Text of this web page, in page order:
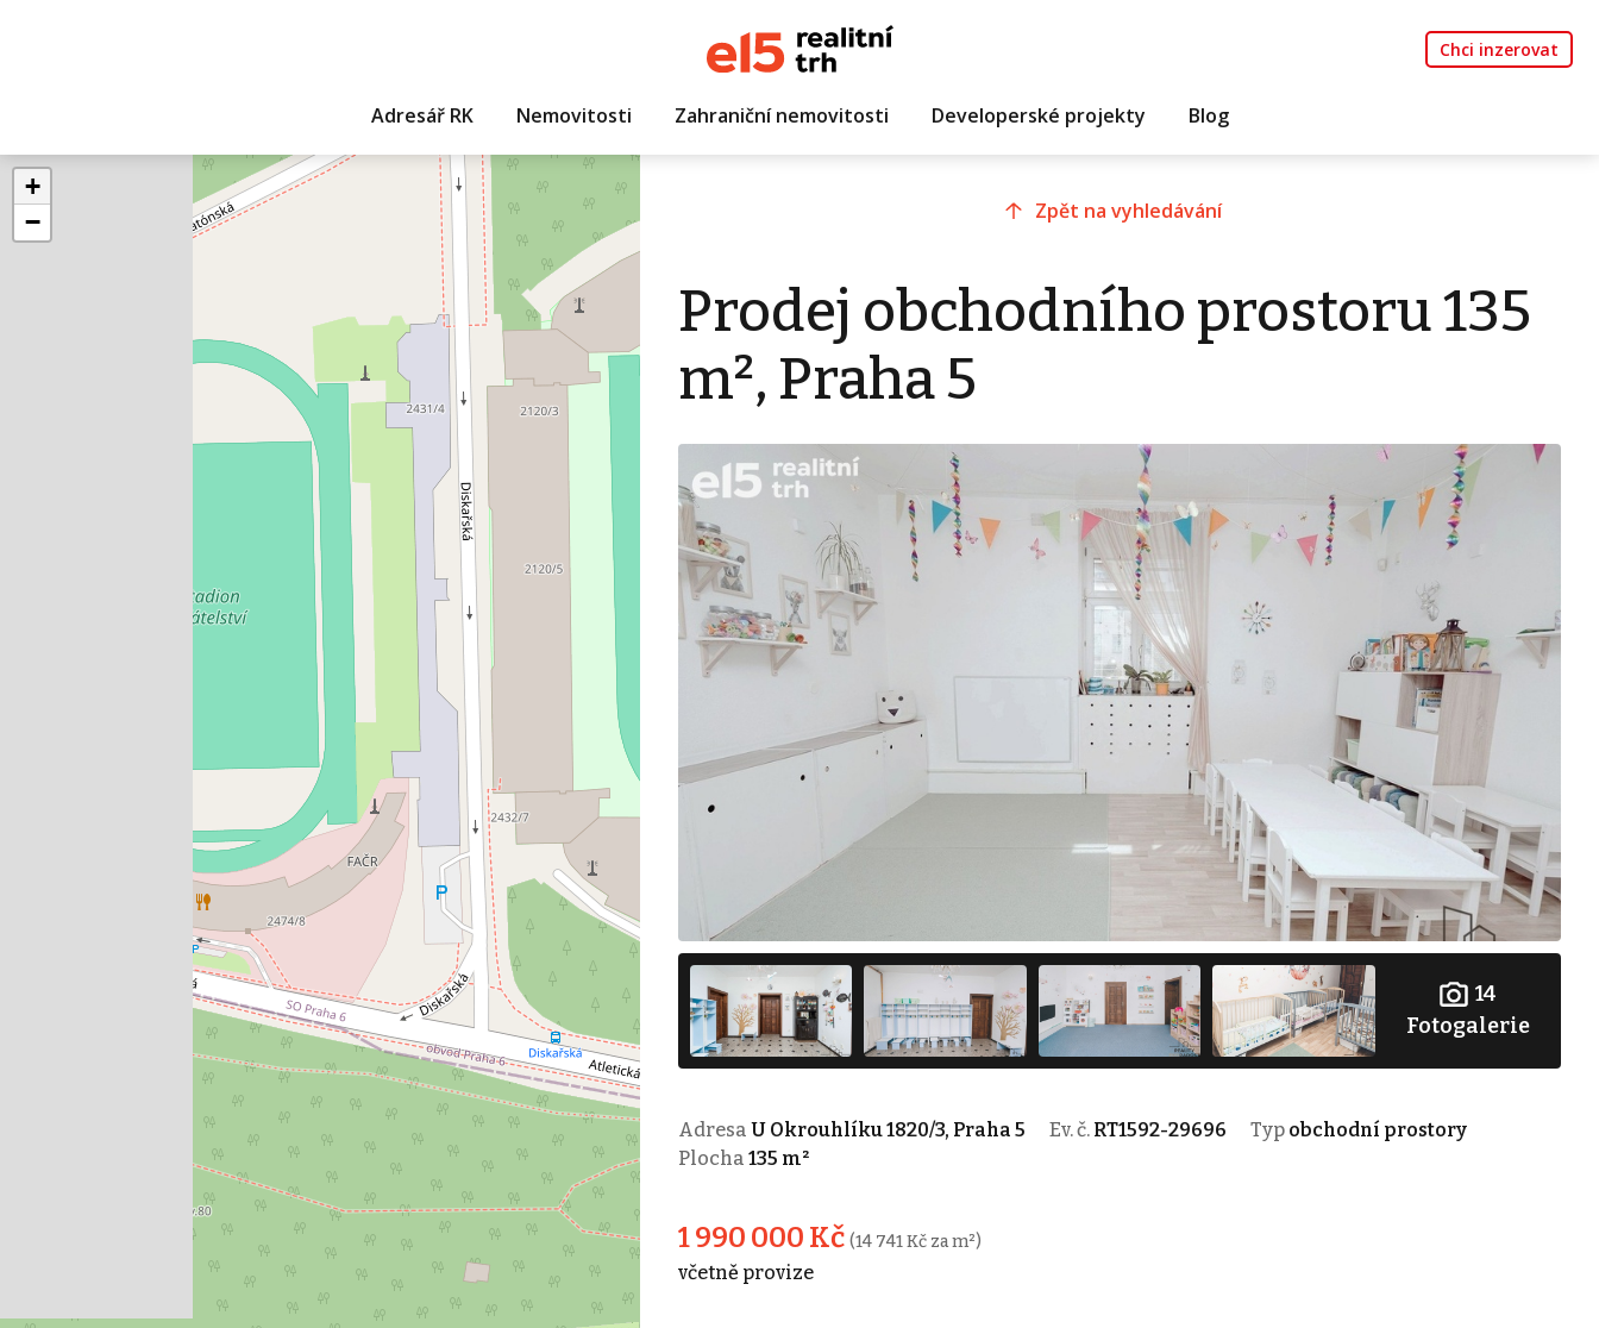
Chci inzerovat
Adresář RK Nemovitosti Zahraniční nemovitosti Developerské projekty Blog
+
−
Zpět na vyhledávání
Prodej obchodního prostoru 135
m², Praha 5
14
Fotogalerie
Adresa U Okrouhlíku 1820/3, Praha 5 Ev. č. RT1592-29696 Typ obchodní prostory
Plocha 135 m²
1 990 000 Kč (14 741 Kč za m²)
včetně provize